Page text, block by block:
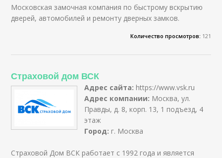
Московская замочная компания по быстрому вскрытию
дверей, автомобилей и ремонту дверных замков.
Количество просмотров: 121
Страховой дом ВСК
Адрес сайта: https://www.vsk.ru
Адрес компании: Москва, ул.
Правды, д. 8, корп. 13, 1 подъезд, 4
этаж
Город: г. Москва
Страховой Дом ВСК работает с 1992 года и является